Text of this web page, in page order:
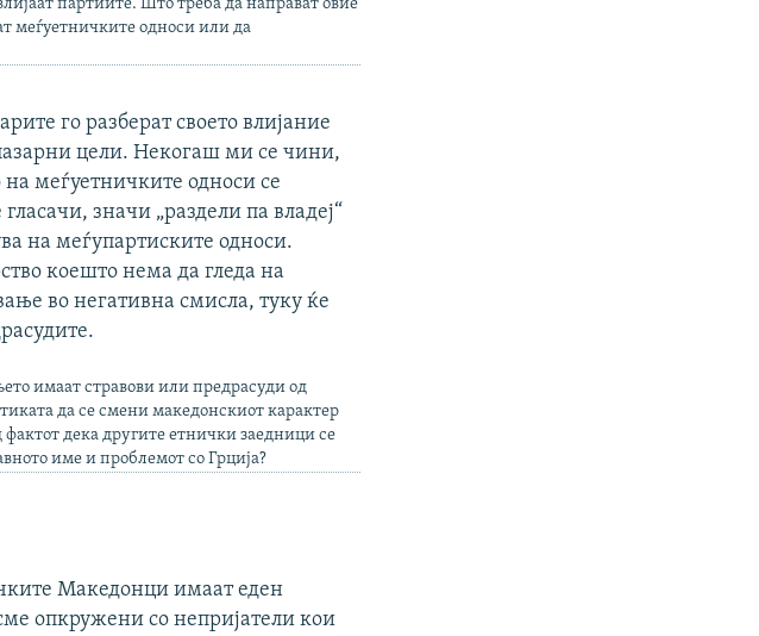
партиите. Што треба да направат овие
меѓуетничките односи или да
го разберат своето влијание
пазарни цели. Некогаш ми се чини,
меѓуетничките односи се
значи „раздели па владеј“
на меѓупартиските односи.
коешто нема да гледа на
во негативна смисла, туку ќе
имаат стравови или предрасуди од
да се смени македонскиот карактер
дека другите етнички заедници се
име и проблемот со Грција?
Македонци имаат еден
опкружени со непријатели кои